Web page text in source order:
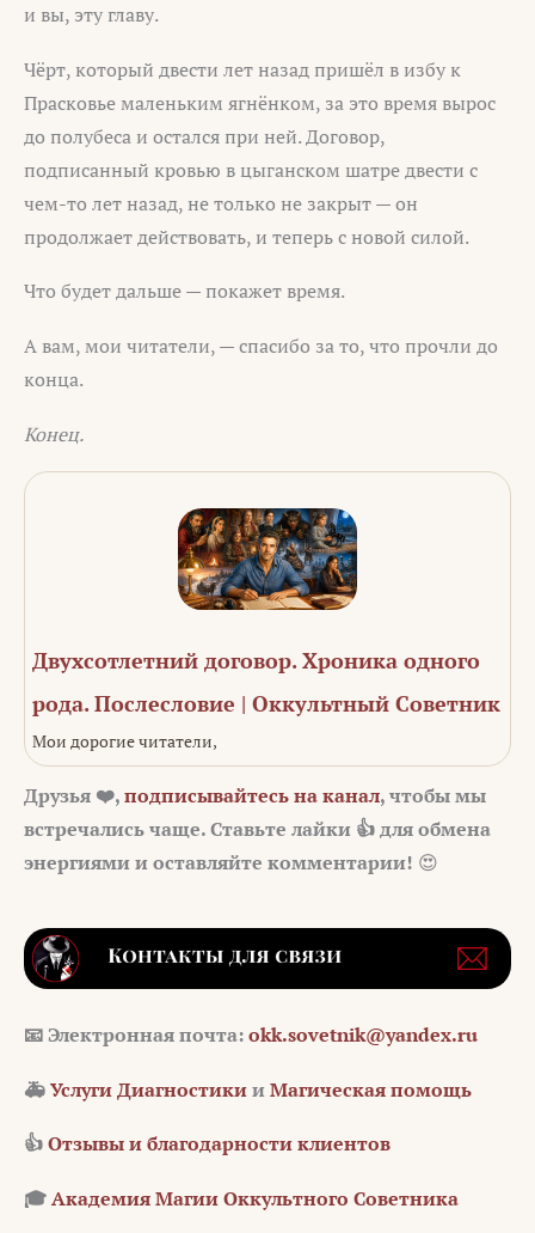
и вы, эту главу.
Чёрт, который двести лет назад пришёл в избу к
Прасковье маленьким ягнёнком, за это время вырос
до полубеса и остался при ней. Договор,
подписанный кровью в цыганском шатре двести с
чем-то лет назад, не только не закрыт — он
продолжает действовать, и теперь с новой силой.
Что будет дальше — покажет время.
А вам, мои читатели, — спасибо за то, что прочли до
конца.
Конец.
Двухсотлетний договор. Хроника одного
рода. Послесловие | Оккультный Советник
Мои дорогие читатели,
Друзья ❤️,подписывайтесь на канал, чтобы мы
встречались чаще. Ставьте лайки 👍 для обмена
энергиями и оставляйте комментарии! 😍
📧 Электронная почта:okk.sovetnik@yandex.ru
🚑Услуги ДиагностикииМагическая помощь
👍Отзывы и благодарности клиентов
🎓Академия Магии Оккультного Советника